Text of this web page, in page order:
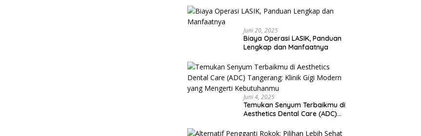
Bangsalsari
Juni 20, 2025
Biaya Operasi LASIK, Panduan
Lengkap dan Manfaatnya
Juni 4, 2025
Temukan Senyum Terbaikmu di
Aesthetics Dental Care (ADC)
yang Mengerti Kebutuhanmu